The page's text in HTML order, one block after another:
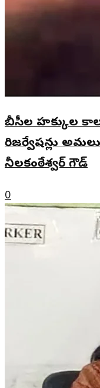
బీసీల హక్కుల
రిజర్వేషన్లు
నీలకంఠేశ్వర్ గౌడ్
0